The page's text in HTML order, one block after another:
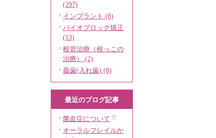
(297)
インプラント (8)
バイオブロック矯正
(13)
根管治療（根っこの
治療） (2)
義歯(入れ歯) (8)
最近のブログ記事
菌血症について
オーラルフレイルか